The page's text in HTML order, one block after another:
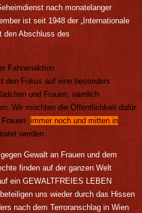
nach monatelanger
ist seit 1948 der „Internationale
den Abschluss des
Fahnenaktion
den Fokus auf eine besonders
und Frauen, nämlich
Wir möchtendie Öffentlichkeit dafür
Frauenimmer noch und mitten in
werden.
Gewalt an Frauen und dem
finden auf der ganzen Welt
ein GEWALTFREIES LEBEN
uns wieder durch das Hissen
nach dem Terroranschlag in Wien